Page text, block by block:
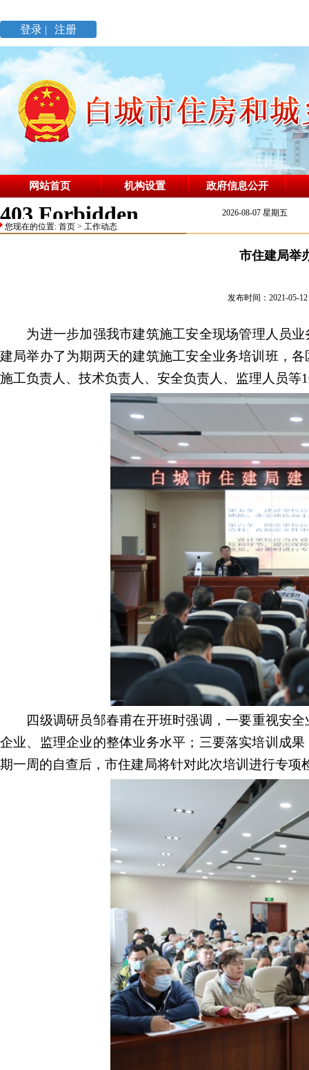
登录 | 注册
网站首页 机构设置 政府信息公开
2026-08-07 星期五
您现在的位置: 首页 > 工作动态
市住建局举
发布时间：2021-05-
为进一步加强我市建筑施工安全现场管理 人员
建局举办了为期两天的建筑施工安全业务培训班，
施工负责人、技术负责人、安全负责人、监理人员等
四级调研员邹春甫在开班时强调 ，一要重视安
企业、监理企业的整体业务水平 ； 三要落实培训成
期一周的自查后，市住建局将针对此次培训进行专项